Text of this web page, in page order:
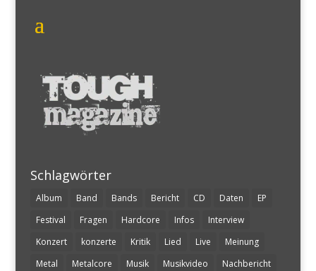
Schlagwörter
Album Band Bands Bericht CD Daten
EP
Festival
Fragen Hardcore Infos
Interview
Konzert
konzerte Kritik Lied Live
Meinung
Metal
Metalcore Musik Musikvideo
Nachbericht